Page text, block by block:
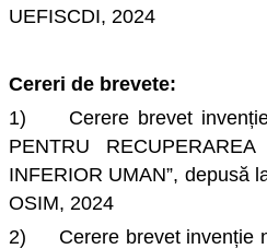
UEFISCDI, 2024
Cereri de brevete:
1) Cerere brevet invenție
PENTRU
INFERIOR UMAN”, depusă
OSIM, 2024
2) Cerere brevet invenție